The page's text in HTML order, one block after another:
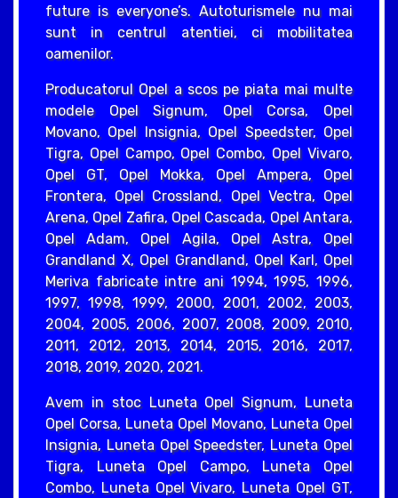
future is everyone’s. Autoturismele nu mai
sunt in centrul atentiei, ci mobilitatea
oamenilor.
Producatorul Opel a scos pe piata mai multe
modele Opel Signum, Opel Corsa, Opel
Movano, Opel Insignia, Opel Speedster, Opel
Tigra, Opel Campo, Opel Combo, Opel Vivaro,
Opel GT, Opel Mokka, Opel Ampera, Opel
Frontera, Opel Crossland, Opel Vectra, Opel
Arena, Opel Zafira, Opel Cascada, Opel Antara,
Opel Adam, Opel Agila, Opel Astra, Opel
Grandland X, Opel Grandland, Opel Karl, Opel
Meriva fabricate intre ani 1994, 1995, 1996,
1997, 1998, 1999, 2000, 2001, 2002, 2003,
2004, 2005, 2006, 2007, 2008, 2009, 2010,
2011, 2012, 2013, 2014, 2015, 2016, 2017,
2018, 2019, 2020, 2021.
Avem in stoc Luneta Opel Signum, Luneta
Opel Corsa, Luneta Opel Movano, Luneta Opel
Insignia, Luneta Opel Speedster, Luneta Opel
Tigra, Luneta Opel Campo, Luneta Opel
Combo, Luneta Opel Vivaro, Luneta Opel GT,